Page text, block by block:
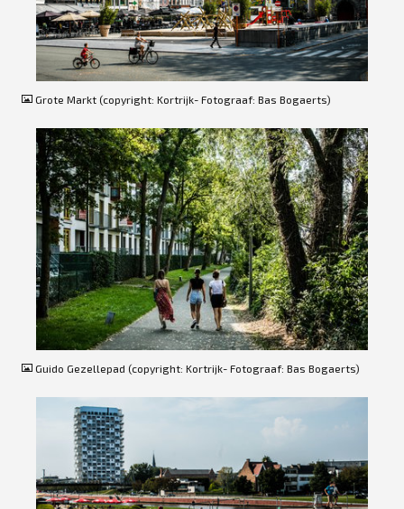
Grote Markt (copyright: Kortrijk- Fotograaf: Bas Bogaerts)
Guido Gezellepad (copyright: Kortrijk- Fotograaf: Bas Bogaerts)